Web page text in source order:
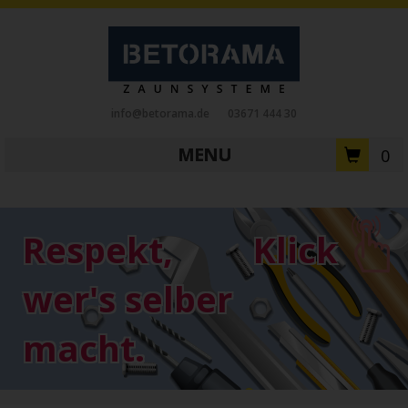
MENU 0
Schiebetore Drehtore Pforten Zaunfelder
Antriebe
Referenzen
Downloads Zubehör
Tore
ALUMINIUM
Klick
Respekt,
wer's selber
macht.